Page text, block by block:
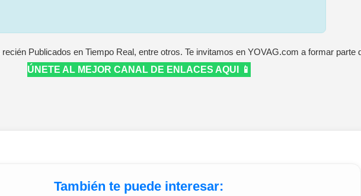
Publicados en Tiempo Real, entre otros. Te invitamos en YOVAG.com a formar parte
ÚNETE AL MEJOR CANAL DE ENLACES AQUI 📱
También te puede interesar: